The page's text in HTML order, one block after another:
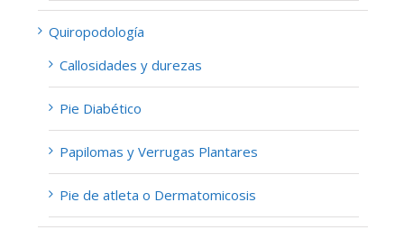
Quiropodología
Callosidades y durezas
Pie Diabético
Papilomas y Verrugas Plantares
Pie de atleta o Dermatomicosis